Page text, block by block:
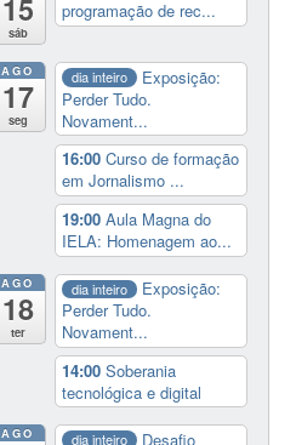
15
sáb
programação de rec...
AGO
17
seg
dia inteiro
Exposição:
Perder Tudo.
Novament...
16:00Curso de formação
em Jornalismo ...
19:00Aula Magna do
IELA: Homenagem ao...
AGO
18
ter
dia inteiro
Exposição:
Perder Tudo.
Novament...
14:00Soberania
tecnológica e digital
AGO dia inteiro
Desafio